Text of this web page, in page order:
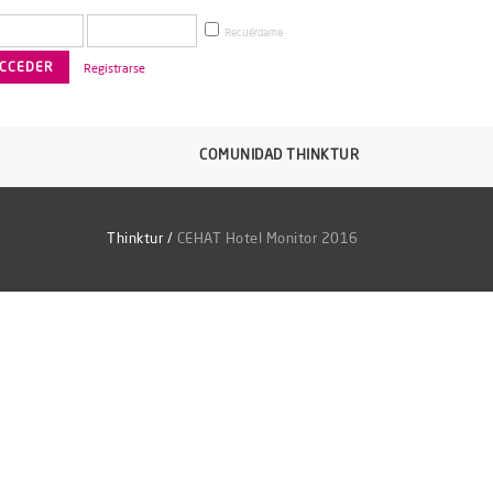
Recuérdame
Registrarse
COMUNIDAD THINKTUR
Thinktur / CEHAT Hotel Monitor 2016